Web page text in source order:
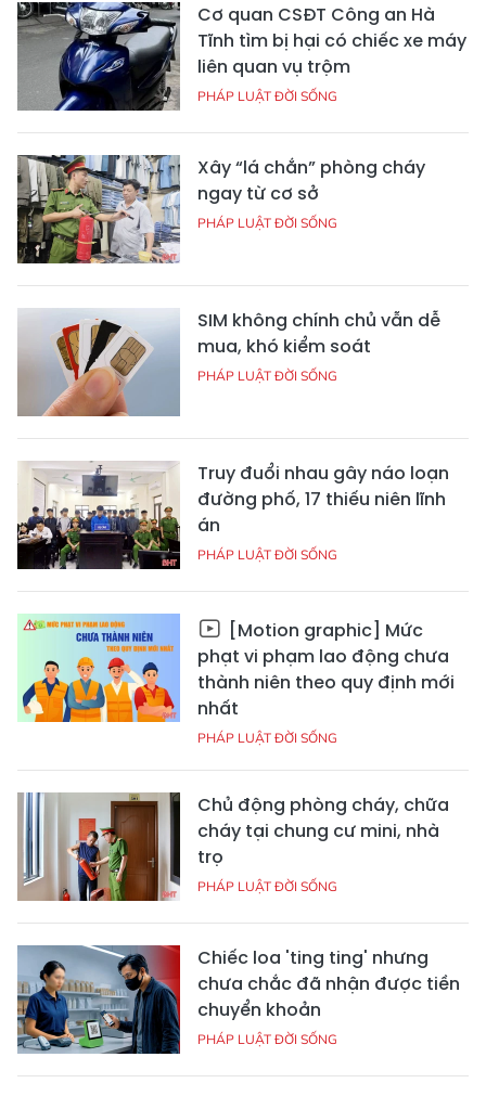
Cơ quan CSĐT Công an Hà
Tĩnh tìm bị hại có chiếc xe máy
liên quan vụ trộm
PHÁP LUẬT ĐỜI SỐNG
Xây “lá chắn” phòng cháy
ngay từ cơ sở
PHÁP LUẬT ĐỜI SỐNG
SIM không chính chủ vẫn dễ
mua, khó kiểm soát
PHÁP LUẬT ĐỜI SỐNG
Truy đuổi nhau gây náo loạn
đường phố, 17 thiếu niên lĩnh
án
PHÁP LUẬT ĐỜI SỐNG
[Motion graphic] Mức
phạt vi phạm lao động chưa
thành niên theo quy định mới
nhất
PHÁP LUẬT ĐỜI SỐNG
Chủ động phòng cháy, chữa
cháy tại chung cư mini, nhà
trọ
PHÁP LUẬT ĐỜI SỐNG
Chiếc loa 'ting ting' nhưng
chưa chắc đã nhận được tiền
chuyển khoản
PHÁP LUẬT ĐỜI SỐNG